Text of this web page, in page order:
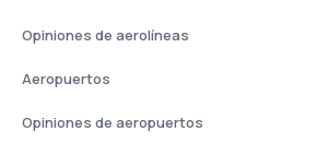
Opiniones de aerolíneas
Aeropuertos
Opiniones de aeropuertos